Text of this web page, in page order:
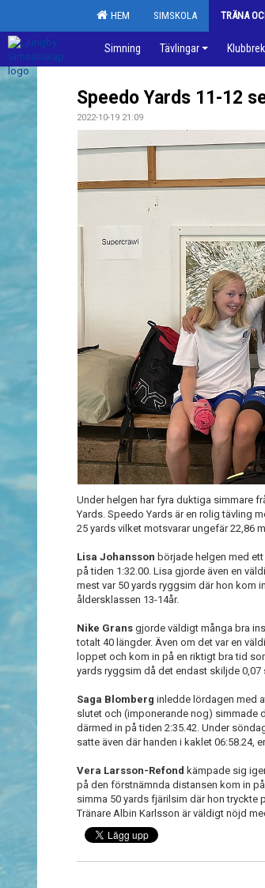
HEM SIMSKOLA TRÄNA
Simning Tävlingar
Speedo Yards 11-12
2022-10-19 21:09
Under helgen har fyra duktiga simmare
Yards. Speedo Yards är en rolig tävling
25 yards vilket motsvarar ungefär 22,86
Lisa Johansson började helgen med
på tiden 1:32.00. Lisa gjorde även en
mest var 50 yards ryggsim där hon kom
åldersklassen 13-14år.
Nike Grans gjorde väldigt många bra
totalt 40 längder. Även om det var en
loppet och kom in på en riktigt bra tid
yards ryggsim då det endast skiljde
Saga Blomberg inledde lördagen med
slutet och (imponerande nog) simmade
därmed in på tiden 2:35.42. Under
satte även där handen i kaklet 06:58.24,
Vera Larsson-Refond kämpade sig
på den förstnämnda distansen kom in
simma 50 yards fjärilsim där hon tryckte
Tränare Albin Karlsson är väldigt nöjd